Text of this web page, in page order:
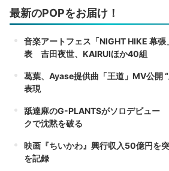
最新のPOPをお届け！
音楽アートフェス「NIGHT HIKE 幕
表 吉田夜世、KAIRUIほか40組
葛葉、Ayase提供曲「王道」MV公開
表現
舐達麻のG-PLANTSがソロデビュー
クで沈黙を破る
映画『ちいかわ』興行収入50億円を
を記録